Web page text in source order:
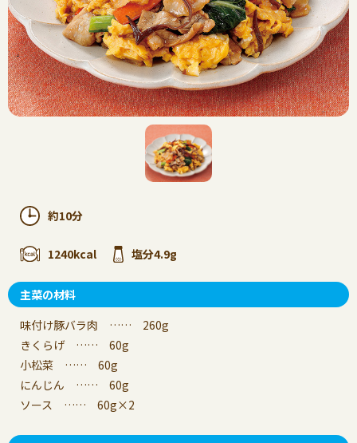
約10分
1240kcal 塩分4.9g
主菜の材料
味付け豚バラ肉 …… 260g
きくらげ …… 60g
小松菜 …… 60g
にんじん …… 60g
ソース …… 60g×2